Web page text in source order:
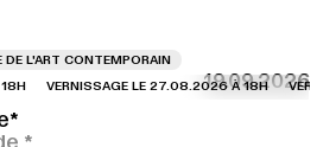
DE L'ART CONTEMPORAIN
19.09.2026
VERNISSAGE LE 27.08.2026 À 18H
*